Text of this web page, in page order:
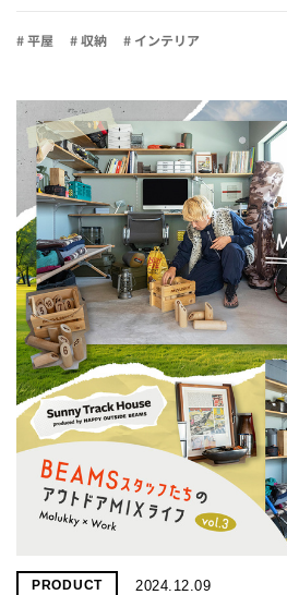
# 平屋 # 収納 # インテリア
PRODUCT 2024.12.09